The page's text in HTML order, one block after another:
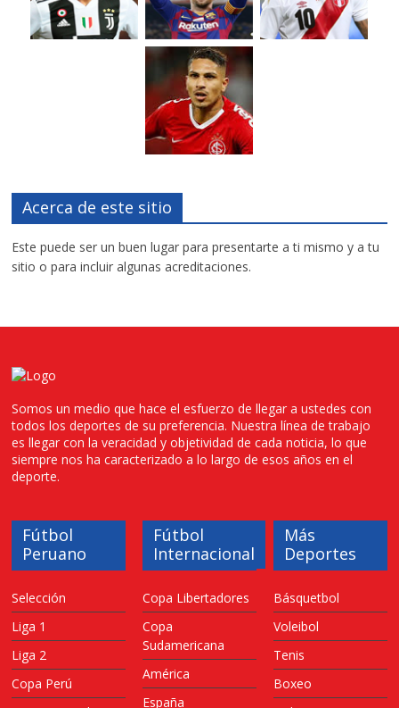
Acerca de este sitio
Este puede ser un buen lugar para presentarte a ti mismo y a tu
sitio o para incluir algunas acreditaciones.
Somos un medio que hace el esfuerzo de llegar a ustedes con
todos los deportes de su preferencia. Nuestra línea de trabajo
es llegar con la veracidad y objetividad de cada noticia, lo que
siempre nos ha caracterizado a lo largo de esos años en el
deporte.
Fútbol
Peruano
Selección
Liga 1
Liga 2
Copa Perú
Fútbol
Internacional
Copa Libertadores
Copa
Sudamericana
América
España
Más
Deportes
Básquetbol
Voleibol
Tenis
Boxeo